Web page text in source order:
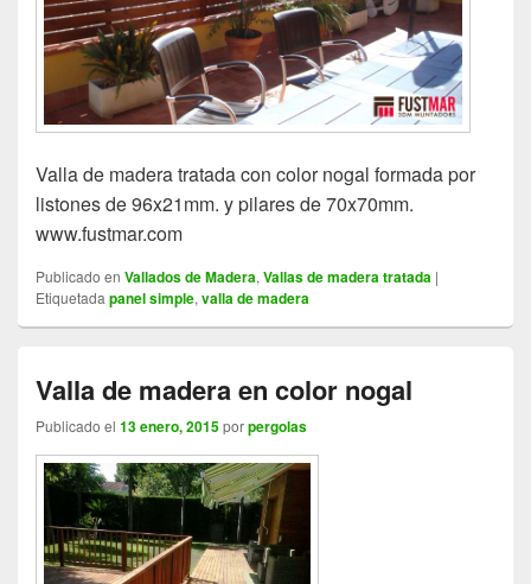
Valla de madera tratada con color nogal formada por
listones de 96x21mm. y pilares de 70x70mm.
www.fustmar.com
Publicado en Vallados de Madera, Vallas de madera tratada |
Etiquetada panel simple, valla de madera
Valla de madera en color nogal
Publicado el 13 enero, 2015porpergolas